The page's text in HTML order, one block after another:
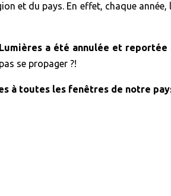
et du pays. En effet, chaque
a été annulée et reportée
se propager ?!
à toutes les fenêtres de notre